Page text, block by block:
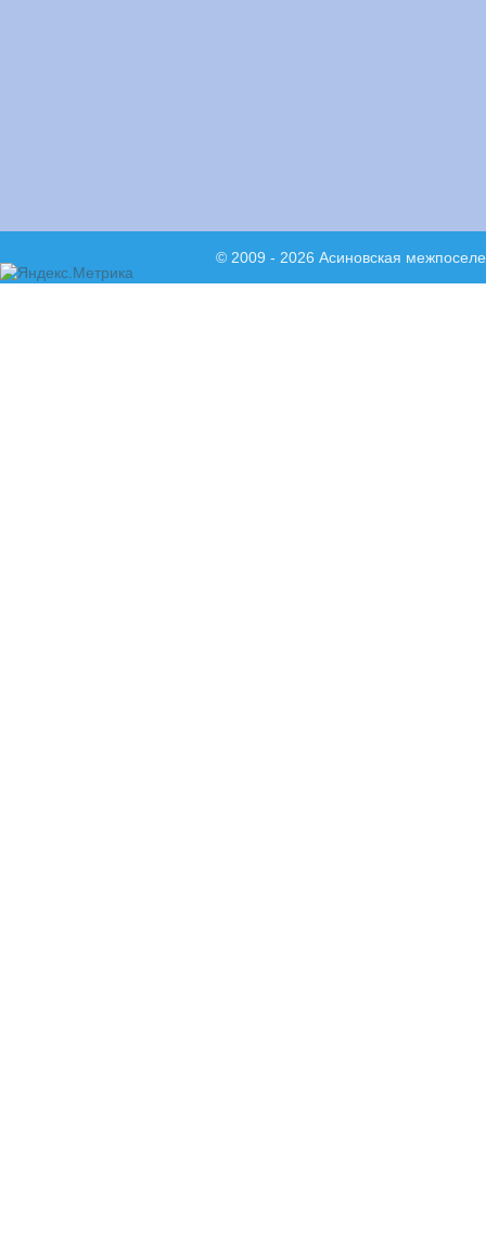
© 2009 - 2026 Асиновская